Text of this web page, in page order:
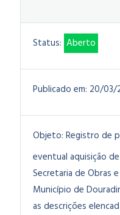
Status: Aberto
Publicado em: 20/03/
Objeto: Registro de
eventual aquisição
Secretaria de Obras
Município de
as descrições